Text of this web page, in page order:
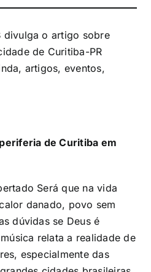
divulga o artigo sobre
de Curitiba-PR
artigos, eventos,
de Curitiba em
Será que na vida
danado, povo sem
dúvidas se Deus é
relata a realidade de
especialmente das